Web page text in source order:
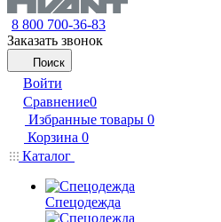
8 800 700-36-83
Заказать звонок
Поиск
Войти
Сравнение0
Избранные товары 0
Корзина 0
Каталог
Спецодежда